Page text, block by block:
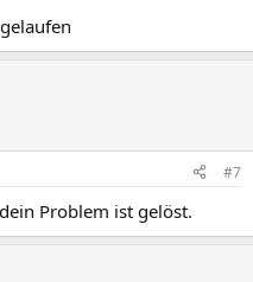
#7
Problem ist gelöst.